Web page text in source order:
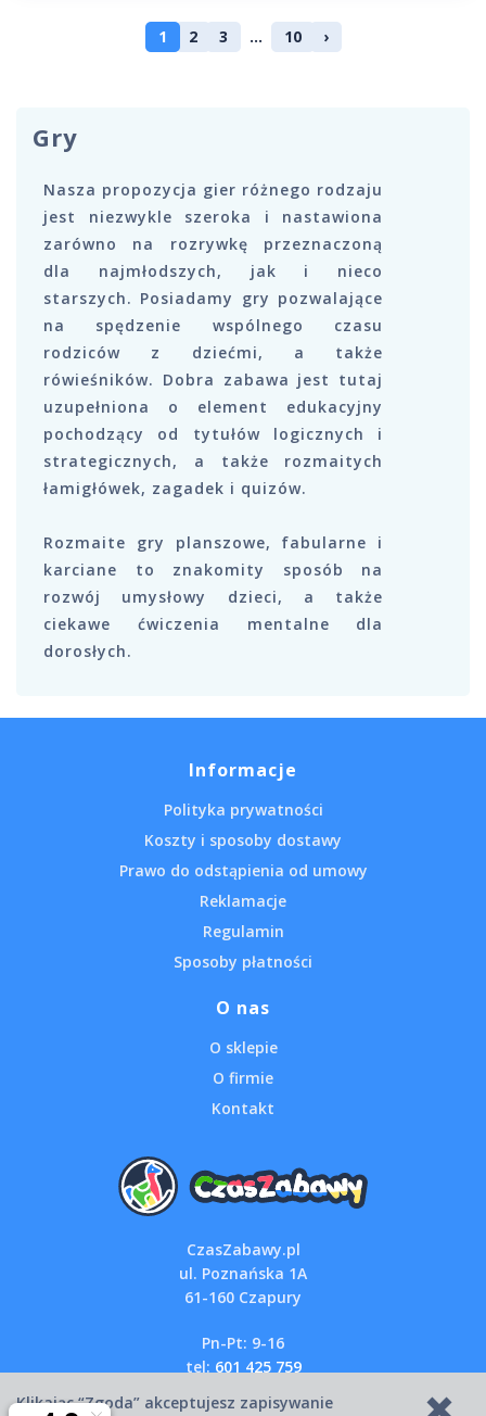
1 2 3 ... 10 ›
Gry
Nasza propozycja gier różnego rodzaju
jest niezwykle szeroka i nastawiona
zarówno na rozrywkę przeznaczoną
dla najmłodszych, jak i nieco
starszych. Posiadamy gry pozwalające
na spędzenie wspólnego czasu
rodziców z dziećmi, a także
rówieśników. Dobra zabawa jest tutaj
uzupełniona o element edukacyjny
pochodzący od tytułów logicznych i
strategicznych, a także rozmaitych
łamigłówek, zagadek i quizów.
Rozmaite gry planszowe, fabularne i
karciane to znakomity sposób na
rozwój umysłowy dzieci, a także
ciekawe ćwiczenia mentalne dla
dorosłych.
Informacje
Polityka prywatności
Koszty i sposoby dostawy
Prawo do odstąpienia od umowy
Reklamacje
Regulamin
Sposoby płatności
O nas
O sklepie
O firmie
Kontakt
CzasZabawy.pl
ul. Poznańska 1A
61-160 Czapury
Pn-Pt: 9-16
tel: 601 425 759
Klikając “Zgoda” akceptujesz zapisywanie